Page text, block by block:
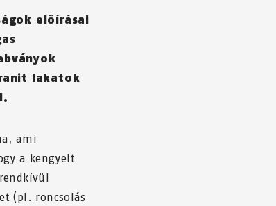
előírásai
lakatok
ami
a kengyelt
(pl. roncsolás